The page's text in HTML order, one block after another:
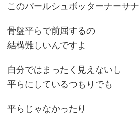
このパールシュボッターナーサナ
骨盤平らで前屈するの
結構難しいんですよ
自分ではまったく見えないし
平らにしているつもりでも
平らじゃなかったり